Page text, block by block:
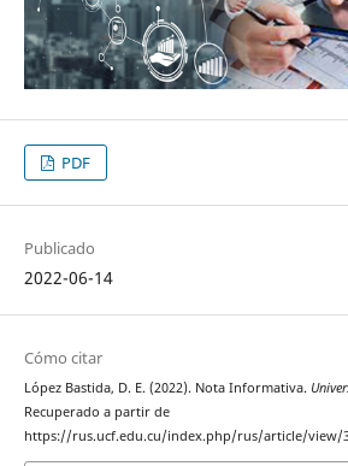
PDF
Publicado
2022-06-14
Cómo citar
López Bastida, D. E. (2022). Nota Informativa.
Recuperado a partir de
https://rus.ucf.edu.cu/index.php/rus/article/view/